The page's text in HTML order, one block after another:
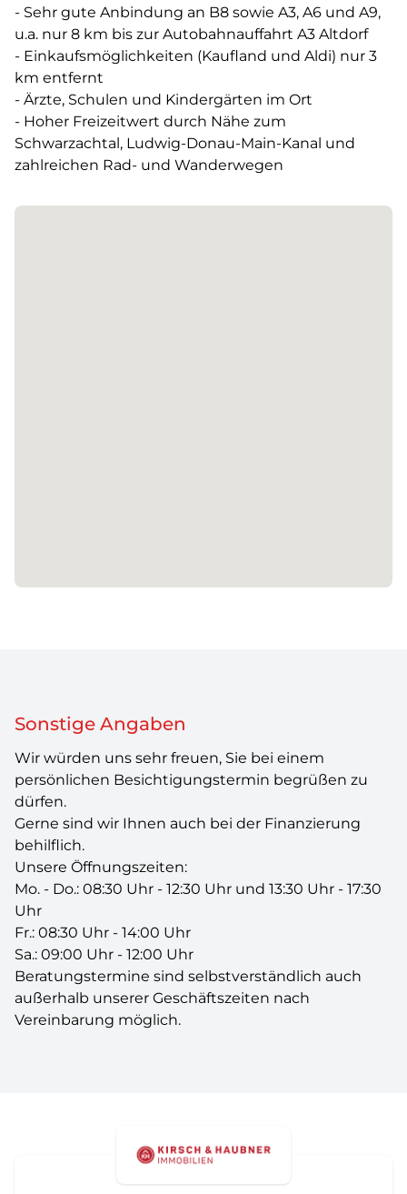
- Sehr gute Anbindung an B8 sowie A3, A6 und A9,
u.a. nur 8 km bis zur Autobahnauffahrt A3 Altdorf
- Einkaufsmöglichkeiten (Kaufland und Aldi) nur 3
km entfernt
- Ärzte, Schulen und Kindergärten im Ort
- Hoher Freizeitwert durch Nähe zum
Schwarzachtal, Ludwig-Donau-Main-Kanal und
zahlreichen Rad- und Wanderwegen
Sonstige Angaben
Wir würden uns sehr freuen, Sie bei einem
persönlichen Besichtigungstermin begrüßen zu
dürfen.
Gerne sind wir Ihnen auch bei der Finanzierung
behilflich.
Unsere Öffnungszeiten:
Mo. - Do.: 08:30 Uhr - 12:30 Uhr und 13:30 Uhr - 17:30
Uhr
Fr.: 08:30 Uhr - 14:00 Uhr
Sa.: 09:00 Uhr - 12:00 Uhr
Beratungstermine sind selbstverständlich auch
außerhalb unserer Geschäftszeiten nach
Vereinbarung möglich.